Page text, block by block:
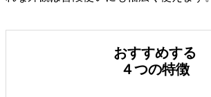
おすすめする
４つの特徴